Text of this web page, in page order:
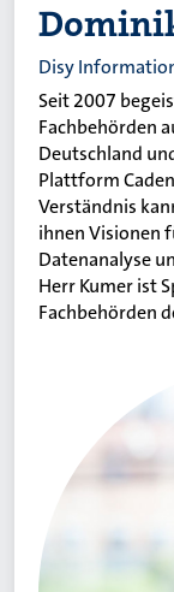
Disy
Seit 2007
Fachbehörden
Deutschland
Plattform
Verständnis
ihnen Visionen
Datenanalyse
Herr Kumer ist
Fachbehörden